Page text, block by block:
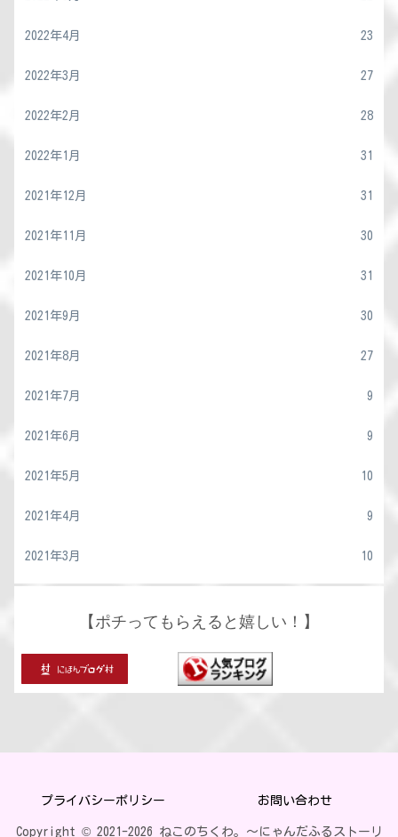
2022年4月 23
2022年3月 27
2022年2月 28
2022年1月 31
2021年12月 31
2021年11月 30
2021年10月 31
2021年9月 30
2021年8月 27
2021年7月 9
2021年6月 9
2021年5月 10
2021年4月 9
2021年3月 10
【ポチってもらえると嬉しい！】
プライバシーポリシー お問い合わせ
Copyright © 2021-2026 ねこのちくわ。〜にゃんだふるストーリ